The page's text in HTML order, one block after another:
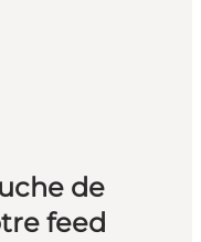
de
feed